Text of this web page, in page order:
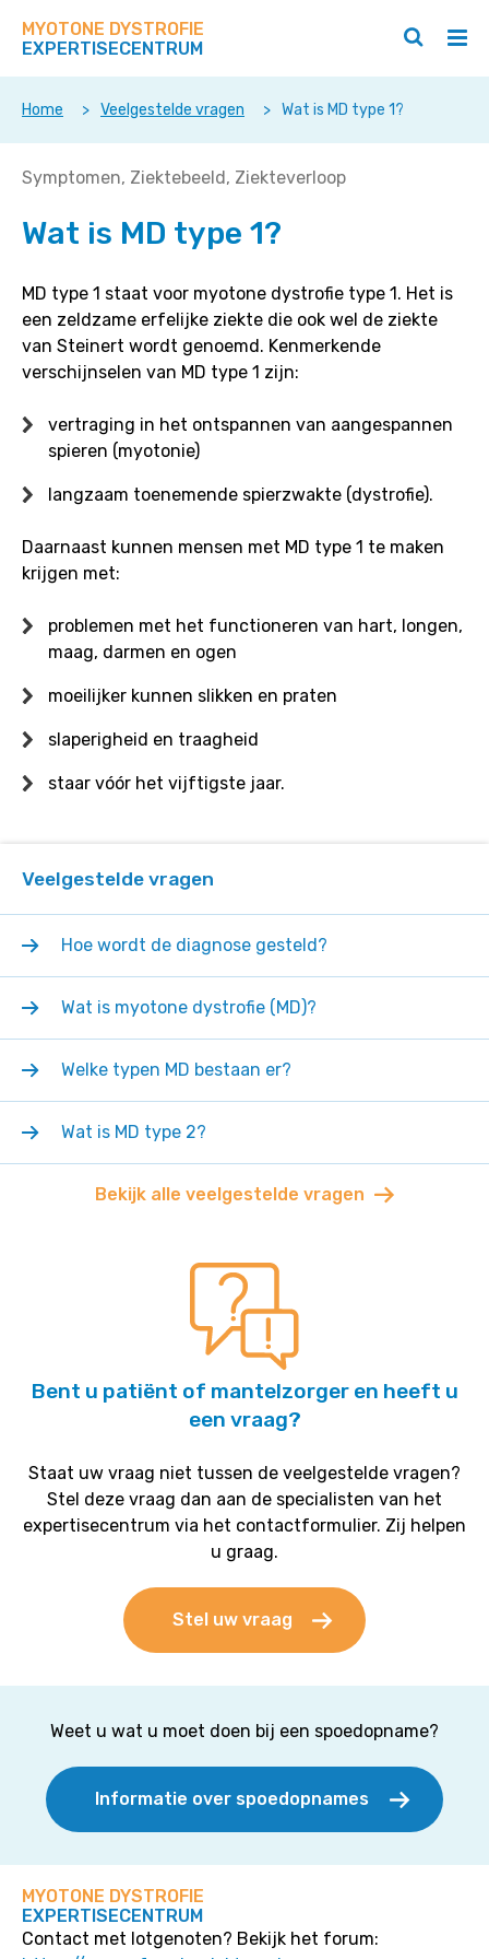
direct
op
deze
MYOTONE DYSTROFIE
EXPERTISECENTRUM
/
Zoeken
/
Home > Veelgestelde vragen > Wat is MD type 1?
Wat
MD
1?
Symptomen Ziektebeeld Ziekteverloop
Wat is MD type 1?
MD type 1 staat voor myotone dystrofie type 1. Het is
een zeldzame erfelijke ziekte die ook wel de ziekte
van Steinert wordt genoemd. Kenmerkende
verschijnselen van MD type 1 zijn:
vertraging in het ontspannen van aangespannen
spieren (myotonie)
langzaam toenemende spierzwakte (dystrofie).
Daarnaast kunnen mensen met MD type 1 te maken
krijgen met:
problemen met het functioneren van hart, longen,
maag, darmen en ogen
moeilijker kunnen slikken en praten
slaperigheid en traagheid
staar vóór het vijftigste jaar.
Veelgestelde vragen
Hoe wordt de diagnose gesteld?
Wat is myotone dystrofie (MD)?
Welke typen MD bestaan er?
Wat is MD type 2?
Bekijk alle veelgestelde vragen
Bent u patiënt of mantelzorger en heeft u
een vraag?
Staat uw vraag niet tussen de veelgestelde vragen?
Stel deze vraag dan aan de specialisten van het
expertisecentrum via het contactformulier. Zij helpen
u graag.
Stel uw vraag
Weet u wat u moet doen bij een spoedopname?
Informatie over spoedopnames
MYOTONE DYSTROFIE
EXPERTISECENTRUM
Contact met lotgenoten? Bekijk het forum: